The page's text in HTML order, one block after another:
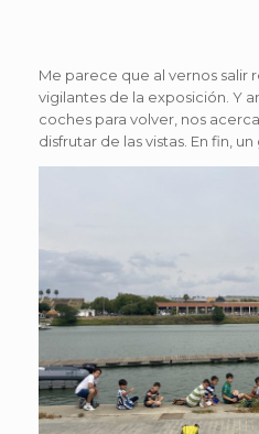
Me parece que al vernos salir
vigilantes de la exposición. Y
coches para volver, nos
disfrutar de las vistas. En fin, un